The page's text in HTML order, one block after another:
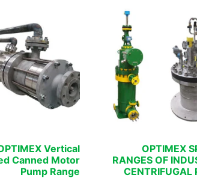
OPTIMEX
RANGES OF
CENTRIFUGAL
Vertical
Canned Motor
Pump Range